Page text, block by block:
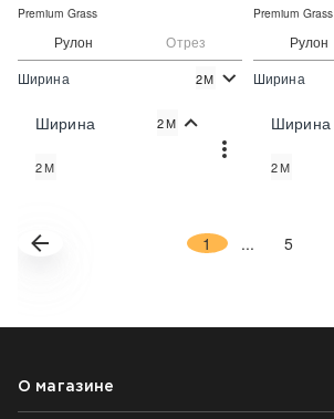
Рулон Отрез
Цена:
Premium Grass
Ширина 2М
Ширина 2М
2М
Рулон
Цена:
Premium Grass
Ширина
Ширина
2М
1 ... 5
О магазине